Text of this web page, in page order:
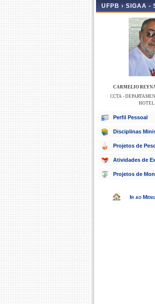
UFPB › SIGAA -
CARMELIO
CCTA -
Perfil Pessoal
Disciplinas
Projetos de
Atividades de
Projetos de
Ir ao